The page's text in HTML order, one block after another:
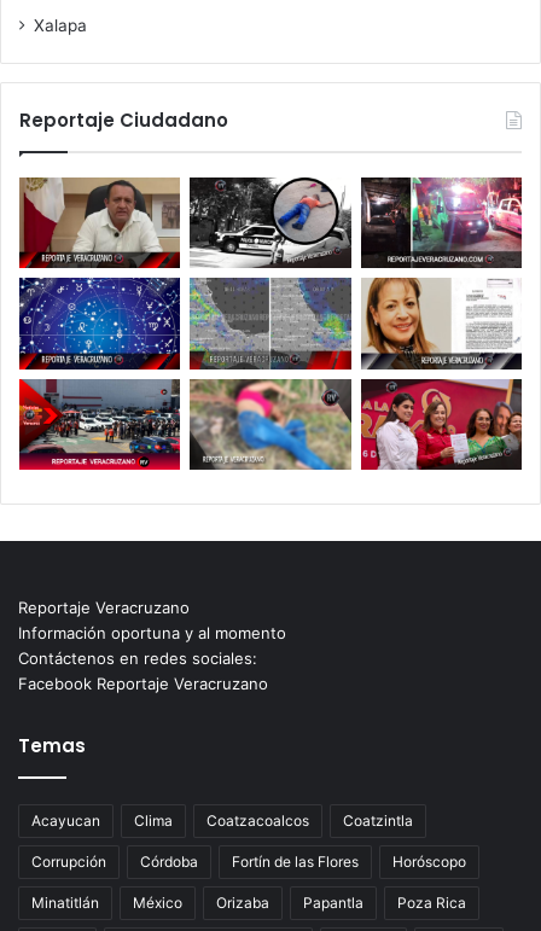
Xalapa
Reportaje Ciudadano
Reportaje Veracruzano
Información oportuna y al momento
Contáctenos en redes sociales:
Facebook Reportaje Veracruzano
Temas
Acayucan Clima Coatzacoalcos Coatzintla
Corrupción Córdoba Fortín de las Flores Horóscopo
Minatitlán México Orizaba Papantla Poza Rica